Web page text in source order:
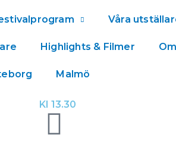
Våra
Highlights & Filmer
Malmö
Kl 13.30